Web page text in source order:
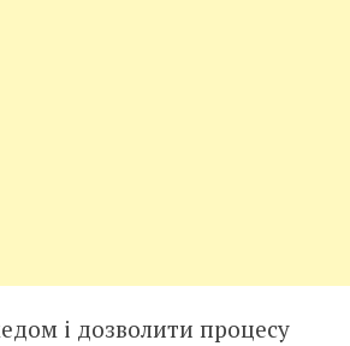
і дозволити процесу